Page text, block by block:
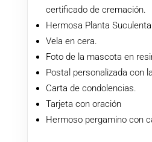
certificado de cremación.
Hermosa Planta
Vela en cera.
Foto de la mascota en
Postal personalizada con
Carta de condolencias.
Tarjeta con oración
Hermoso pergamino con